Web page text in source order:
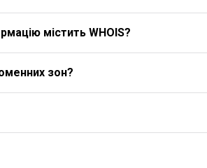
містить WHOIS?
зон?